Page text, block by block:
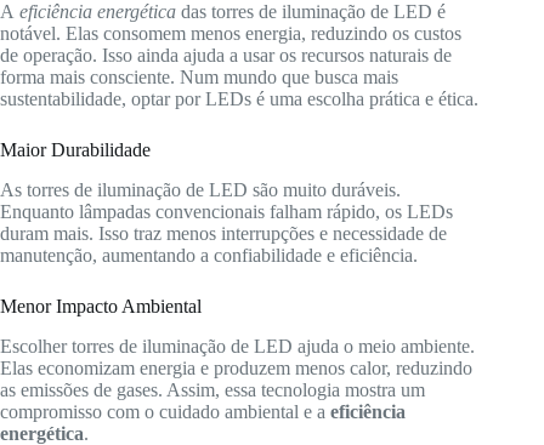
A eficiência energética das torres de iluminação de LED é
notável. Elas consomem menos energia, reduzindo os custos
de operação. Isso ainda ajuda a usar os recursos naturais de
forma mais consciente. Num mundo que busca mais
sustentabilidade, optar por LEDs é uma escolha prática e ética.
Maior Durabilidade
As torres de iluminação de LED são muito duráveis.
Enquanto lâmpadas convencionais falham rápido, os LEDs
duram mais. Isso traz menos interrupções e necessidade de
manutenção, aumentando a confiabilidade e eficiência.
Menor Impacto Ambiental
Escolher torres de iluminação de LED ajuda o meio ambiente.
Elas economizam energia e produzem menos calor, reduzindo
as emissões de gases. Assim, essa tecnologia mostra um
compromisso com o cuidado ambiental e a eficiência
energética.